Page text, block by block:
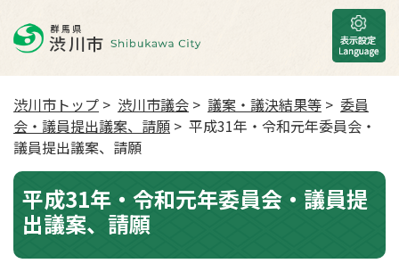
渋川市トップ > 渋川市議会 > 議案・議決結果等 > 委員
会・議員提出議案、請願 > 平成31年・令和元年委員会・
議員提出議案、請願
平成31年・令和元年委員会・議員提
出議案、請願